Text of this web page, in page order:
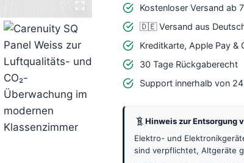
MengeKostenloser Versand ab
🇩🇪 Versand aus
Kreditkarte, Apple Pay &
30 Tage Rückgaberecht
Support innerhalb von
Hinweis zur Entsorgung
Elektro- und
sind verpflichtet, Altgeräte